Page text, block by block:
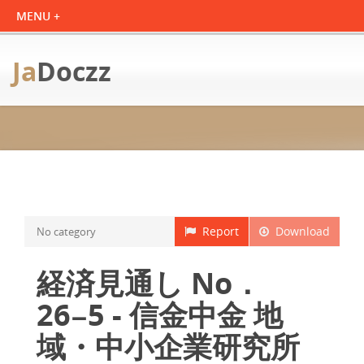
JaDoczz
Download
Report
No category
経済見通し No．
26−5 - 信金中金 地
域・中小企業研究所